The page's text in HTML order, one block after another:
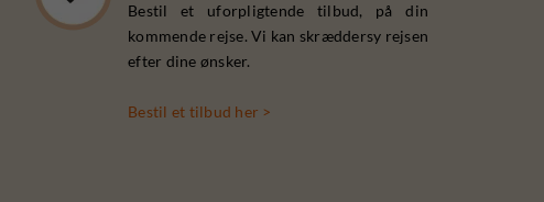
Bestil et uforpligtende tilbud, på din
kommende rejse. Vi kan skræddersy rejsen
efter dine ønsker.
Bestil et tilbud her >